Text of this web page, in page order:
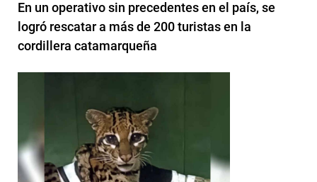
En un operativo sin precedentes en el país, se
logró rescatar a más de 200 turistas en la
cordillera catamarqueña